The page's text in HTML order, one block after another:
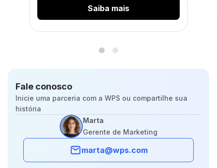
Saiba mais
Fale conosco
Inicie uma parceria com a WPS ou compartilhe sua
história
Marta
Gerente de Marketing
marta@wps.com